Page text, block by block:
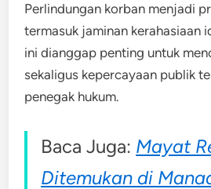
Perlindungan korban menjadi
termasuk jaminan kerahasiaan
ini dianggap penting untuk
sekaligus kepercayaan publik
penegak hukum.
Baca Juga: Mayat
Ditemukan di